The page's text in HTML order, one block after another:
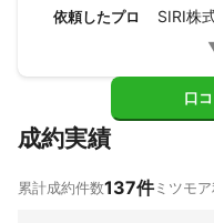
依頼したプロ SIRI株
口
成約実績
累計成約件数137件ミツモ